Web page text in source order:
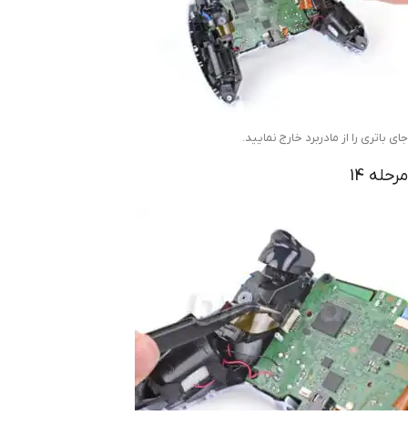
جای باتری را از مادربرد خارج نمایید.
مرحله 14